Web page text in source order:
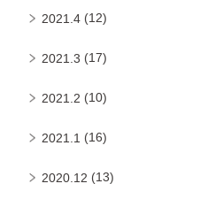
2021.4 (12)
2021.3 (17)
2021.2 (10)
2021.1 (16)
2020.12 (13)